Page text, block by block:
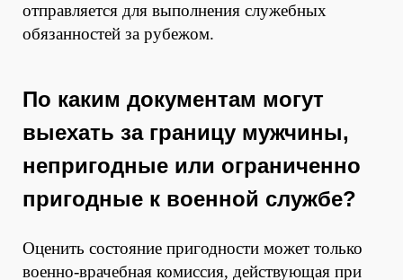
отправляется для выполнения служебных
обязанностей за рубежом.
По каким документам могут
выехать за границу мужчины,
непригодные или ограниченно
пригодные к военной службе?
Оценить состояние пригодности может только
военно-врачебная комиссия, действующая при